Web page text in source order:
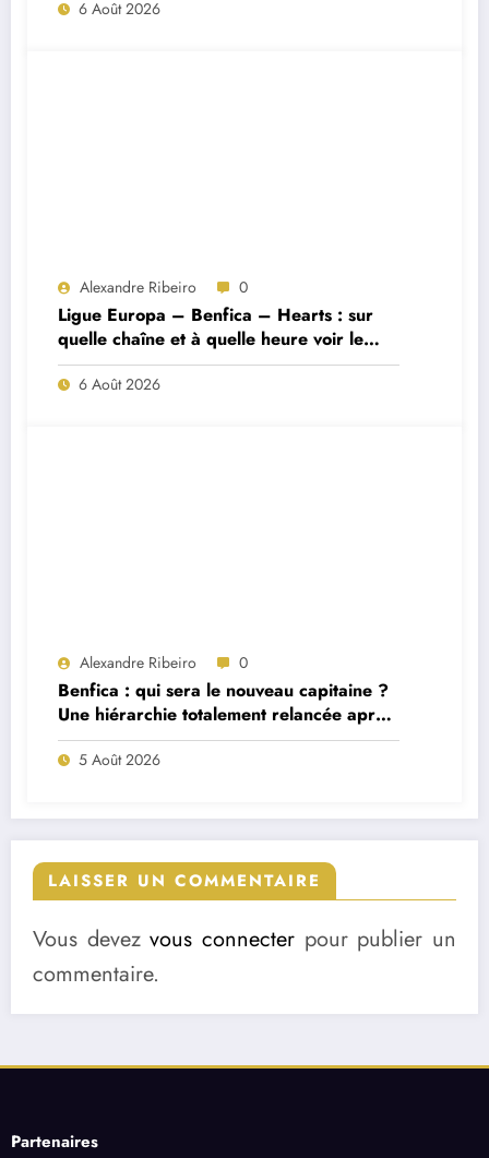
6 Août 2026
Alexandre Ribeiro 0
Ligue Europa – Benfica – Hearts : sur
quelle chaîne et à quelle heure voir le
match ?
6 Août 2026
Alexandre Ribeiro 0
Benfica : qui sera le nouveau capitaine ?
Une hiérarchie totalement relancée après
deux départs majeurs
5 Août 2026
LAISSER UN COMMENTAIRE
Vous devezvous connecter pour publier un
commentaire.
Partenaires